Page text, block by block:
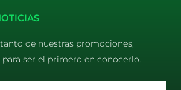
de nuestras promociones,
ser el primero en conocerlo.